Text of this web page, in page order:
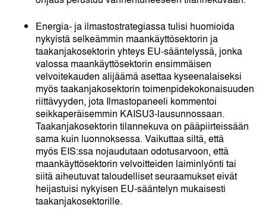
Energia- ja ilmastostrategiassa tulisi huomioida
nykyistä selkeämmin maankäyttösektorin ja
taakanjakosektorin yhteys EU-sääntelyssä, jonka
valossa maankäyttösektorin ensimmäisen
velvoitekauden alijäämä asettaa kyseenalaiseksi
myös taakanjakosektorin toimenpidekokonaisuuden
riittävyyden, jota Ilmastopaneeli kommentoi
seikkaperäisemmin KAISU3-lausunnossaan.
Taakanjakosektorin tilannekuva on pääpiirteissään
sama kuin luonnoksessa. Vaikuttaa siltä, että
myös EIS:ssa nojaudutaan odotusarvoon, että
maankäyttösektorin velvoitteiden laiminlyönti tai
siitä aiheutuvat taloudelliset seuraamukset eivät
heijastuisi nykyisen EU-sääntelyn mukaisesti
taakanjakosektorille.